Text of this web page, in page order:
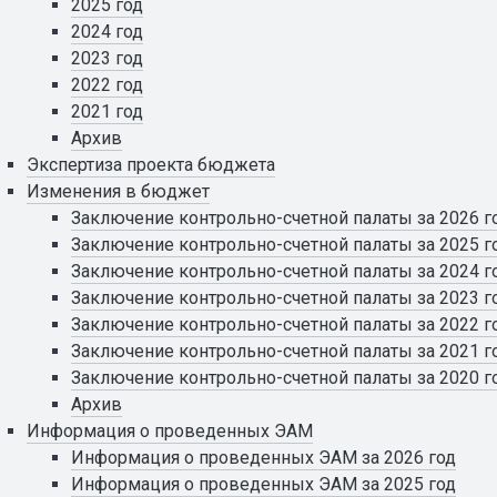
2025 год
2024 год
2023 год
2022 год
2021 год
Архив
Экспертиза проекта бюджета
Изменения в бюджет
Заключение контрольно-счетной палаты за 2026
Заключение контрольно-счетной палаты за 2025
Заключение контрольно-счетной палаты за 2024
Заключение контрольно-счетной палаты за 2023
Заключение контрольно-счетной палаты за 2022
Заключение контрольно-счетной палаты за 2021
Заключение контрольно-счетной палаты за 2020
Архив
Информация о проведенных ЭАМ
Информация о проведенных ЭАМ за 2026 год
Информация о проведенных ЭАМ за 2025 год